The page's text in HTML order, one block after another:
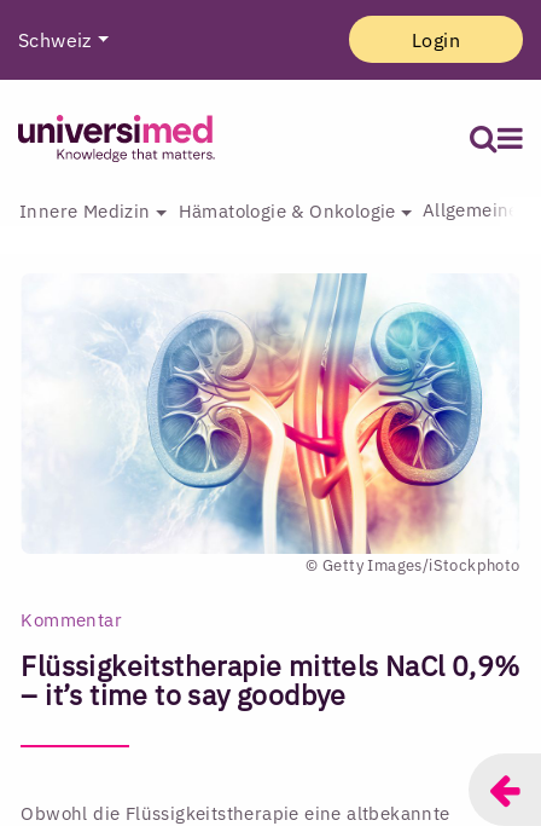
Schweiz Login
Innere Medizin Hämatologie & Onkologie Allgemeine
© Getty Images/iStockphoto
Kommentar
Flüssigkeitstherapie mittels NaCl 0,9%
– it’s time to say goodbye
Obwohl die Flüssigkeitstherapie eine altbekannte